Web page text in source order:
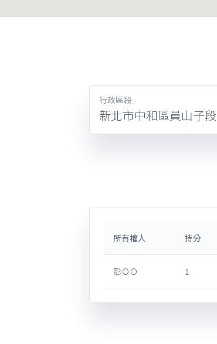
行政區段
新北市中和區員山子段
所有權人 持分
彭ＯＯ 1